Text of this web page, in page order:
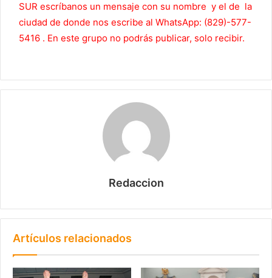
SUR escríbanos un mensaje con su nombre y el de la
ciudad de donde nos escribe al WhatsApp: (829)-577-
5416 . En este grupo no podrás publicar, solo recibir.
Redaccion
Artículos relacionados